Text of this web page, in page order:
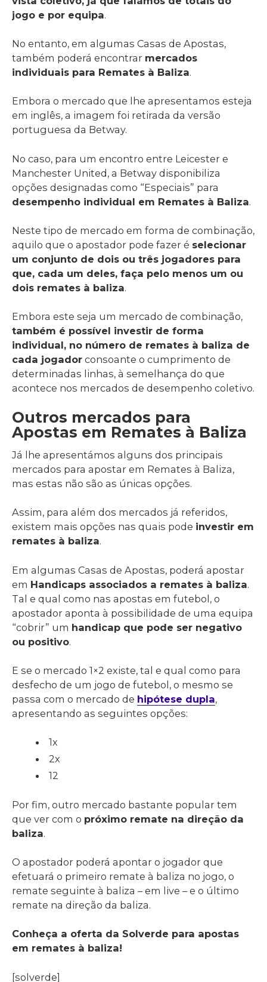
jogo e por equipa.
No entanto, em algumas Casas de Apostas,
também poderá encontrar mercados
individuais para Remates à Baliza.
Embora o mercado que lhe apresentamos esteja
em inglês, a imagem foi retirada da versão
portuguesa da Betway.
No caso, para um encontro entre Leicester e
Manchester United, a Betway disponibiliza
opções designadas como “Especiais” para
desempenho individual em Remates à Baliza.
Neste tipo de mercado em forma de combinação,
aquilo que o apostador pode fazer é selecionar
um conjunto de dois ou três jogadores para
que, cada um deles, faça pelo menos um ou
dois remates à baliza.
Embora este seja um mercado de combinação,
também é possível investir de forma
individual, no número de remates à baliza de
cada jogador consoante o cumprimento de
determinadas linhas, à semelhança do que
acontece nos mercados de desempenho coletivo.
Outros mercados para
Apostas em Remates à Baliza
Já lhe apresentámos alguns dos principais
mercados para apostar em Remates à Baliza,
mas estas não são as únicas opções.
Assim, para além dos mercados já referidos,
existem mais opções nas quais pode investir em
remates à baliza.
Em algumas Casas de Apostas, poderá apostar
em Handicaps associados a remates à baliza.
Tal e qual como nas apostas em futebol, o
apostador aponta à possibilidade de uma equipa
“cobrir” um handicap que pode ser negativo
ou positivo.
E se o mercado 1×2 existe, tal e qual como para
desfecho de um jogo de futebol, o mesmo se
passa com o mercado de hipótese dupla,
apresentando as seguintes opções:
1x
2x
12
Por fim, outro mercado bastante popular tem
que ver com o próximo remate na direção da
baliza.
O apostador poderá apontar o jogador que
efetuará o primeiro remate à baliza no jogo, o
remate seguinte à baliza – em live – e o último
remate na direção da baliza.
Conheça a oferta da Solverde para apostas
em remates à baliza!
[solverde]